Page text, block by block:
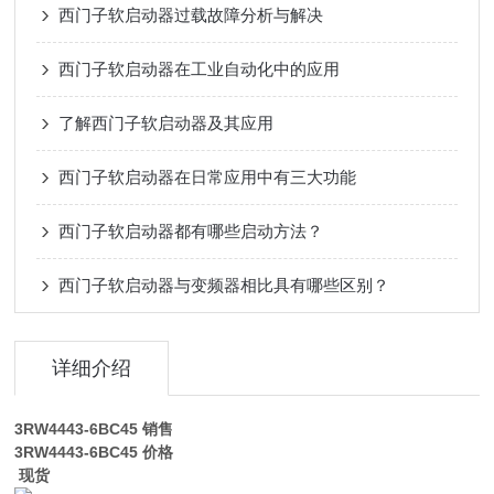
西门子软启动器过载故障分析与解决
西门子软启动器在工业自动化中的应用
了解西门子软启动器及其应用
西门子软启动器在日常应用中有三大功能
西门子软启动器都有哪些启动方法？
西门子软启动器与变频器相比具有哪些区别？
详细介绍
3RW4443-6BC45 销售
3RW4443-6BC45 价格
现货